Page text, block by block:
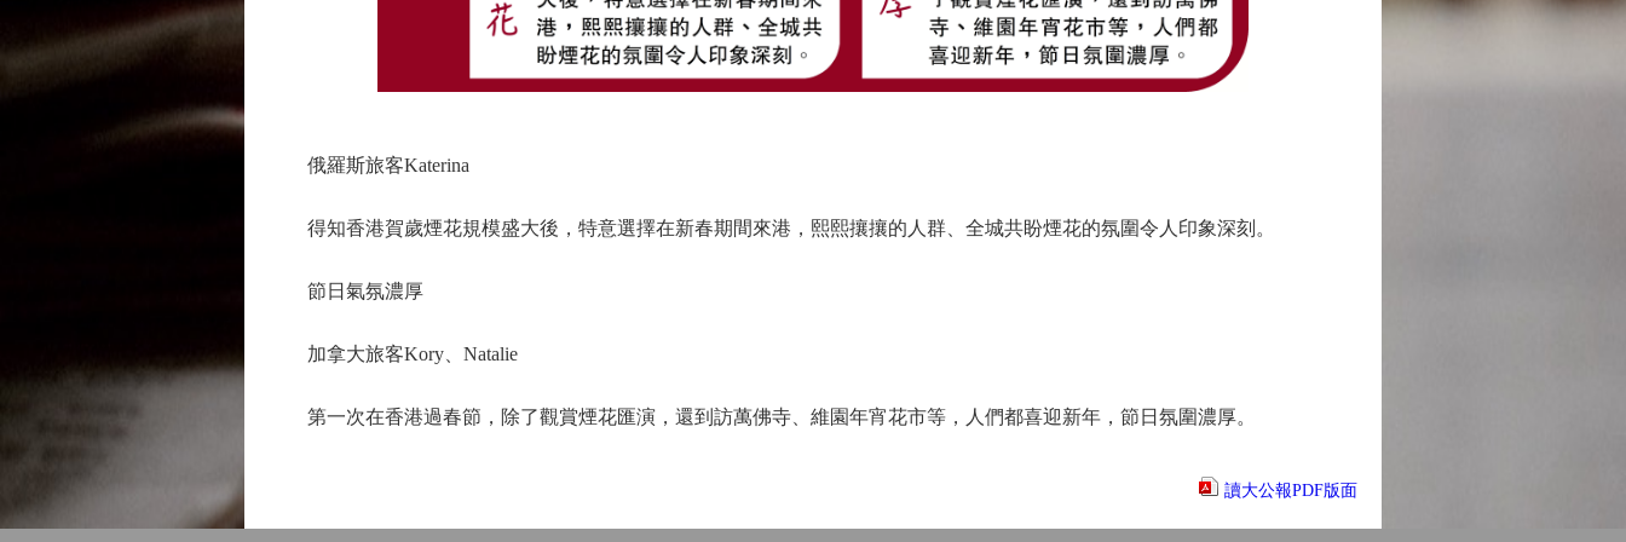
俄羅斯旅客Katerina
得知香港賀歲煙花規模盛大後，特意選擇在新春期間來港，熙熙攘攘的人群、全城共盼煙花的氛圍令人印象深刻。
節日氣氛濃厚
加拿大旅客Kory、Natalie
第一次在香港過春節，除了觀賞煙花匯演，還到訪萬佛寺、維園年宵花市等，人們都喜迎新年，節日氛圍濃厚。
讀大公報PDF版面